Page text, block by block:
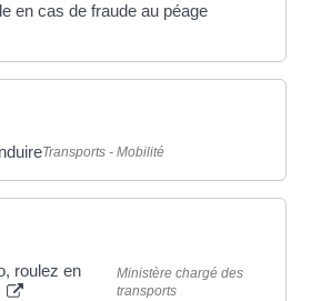
en cas de fraude au péage
Transports - Mobilité
roulez en
Ministère chargé des
transports